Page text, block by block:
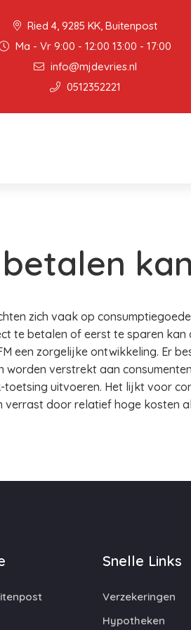
Ried 4, 9285 KK, Buitenpost
Ma - Vr 9:00 - 12:00 13:00 - 17:00
info@mjdevries.nl
0512352221
zich vaak op
te betalen of eerst te sparen
een zorgelijke ontwikkeling. Er
worden verstrekt aan
uitvoeren. Het lijkt voor
verrast door relatief hoge kosten
Snelle Links
Verzekeringen
Hypotheken